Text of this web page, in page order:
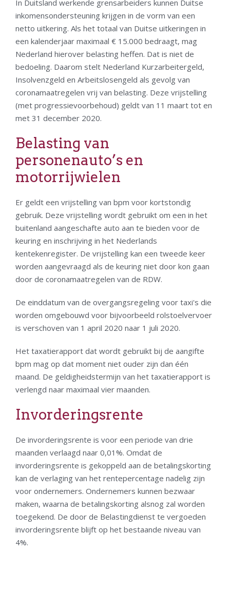
In Duitsland werkende grensarbeiders kunnen Duitse
inkomensondersteuning krijgen in de vorm van een
netto uitkering. Als het totaal van Duitse uitkeringen in
een kalenderjaar maximaal € 15.000 bedraagt, mag
Nederland hierover belasting heffen. Dat is niet de
bedoeling. Daarom stelt Nederland Kurzarbeitergeld,
Insolvenzgeld en Arbeitslosengeld als gevolg van
coronamaatregelen vrij van belasting. Deze vrijstelling
(met progressievoorbehoud) geldt van 11 maart tot en
met 31 december 2020.
Belasting van
personenauto’s en
motorrijwielen
Er geldt een vrijstelling van bpm voor kortstondig
gebruik. Deze vrijstelling wordt gebruikt om een in het
buitenland aangeschafte auto aan te bieden voor de
keuring en inschrijving in het Nederlands
kentekenregister. De vrijstelling kan een tweede keer
worden aangevraagd als de keuring niet door kon gaan
door de coronamaatregelen van de RDW.
De einddatum van de overgangsregeling voor taxi's die
worden omgebouwd voor bijvoorbeeld rolstoelvervoer
is verschoven van 1 april 2020 naar 1 juli 2020.
Het taxatierapport dat wordt gebruikt bij de aangifte
bpm mag op dat moment niet ouder zijn dan één
maand. De geldigheidstermijn van het taxatierapport is
verlengd naar maximaal vier maanden.
Invorderingsrente
De invorderingsrente is voor een periode van drie
maanden verlaagd naar 0,01%. Omdat de
invorderingsrente is gekoppeld aan de betalingskorting
kan de verlaging van het rentepercentage nadelig zijn
voor ondernemers. Ondernemers kunnen bezwaar
maken, waarna de betalingskorting alsnog zal worden
toegekend. De door de Belastingdienst te vergoeden
invorderingsrente blijft op het bestaande niveau van
4%.